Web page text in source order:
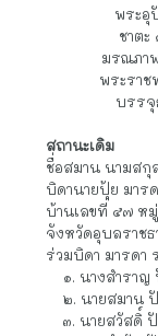
อดี
พระอุ
ชาตะ
มรณภา
พระราช
บรรจุ